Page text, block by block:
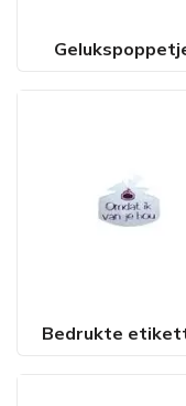
Bedrukte